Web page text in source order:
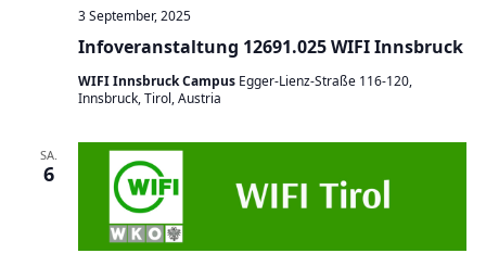
Infoveranstaltung 12691.025 WIFI Innsbruck
3 September, 2025
WIFI Innsbruck Campus Egger-Lienz-Straße 116-120,
Innsbruck, Tirol, Austria
SA.
6